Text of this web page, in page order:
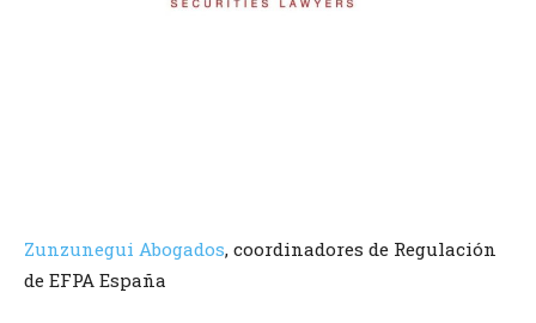
Zunzunegui Abogados, coordinadores de Regulación
de EFPA España